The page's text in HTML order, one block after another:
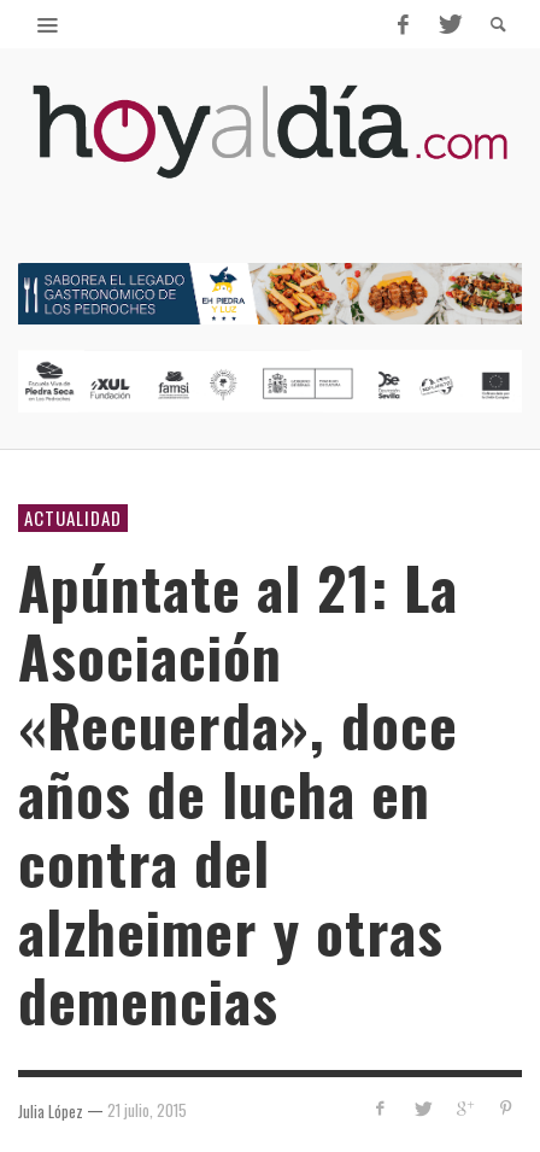
ACTUALIDAD
Apúntate al 21: La
Asociación
«Recuerda», doce
años de lucha en
contra del
alzheimer y otras
demencias
Julia López — 21 julio, 2015